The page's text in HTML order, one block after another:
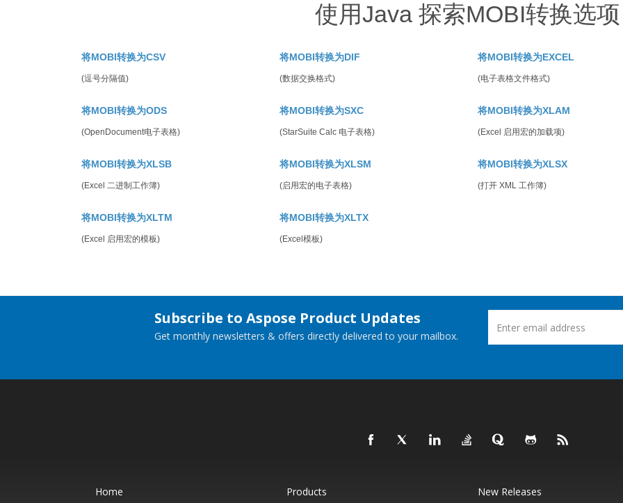
使用Java 探索MOBI转换选项
将MOBI转换为CSV
(逗号分隔值)
将MOBI转换为DIF
(数据交换格式)
将MOBI转换为EXCEL
(电子表格文件格式)
将MOBI转换为ODS
(OpenDocument电子表格)
将MOBI转换为SXC
(StarSuite Calc 电子表格)
将MOBI转换为XLAM
(Excel 启用宏的加载项)
将MOBI转换为XLSB
(Excel 二进制工作簿)
将MOBI转换为XLSM
(启用宏的电子表格)
将MOBI转换为XLSX
(打开 XML 工作簿)
将MOBI转换为XLTM
(Excel 启用宏的模板)
将MOBI转换为XLTX
(Excel模板)
Subscribe to Aspose Product Updates
Get monthly newsletters & offers directly delivered to your mailbox.
Home Products New Releases